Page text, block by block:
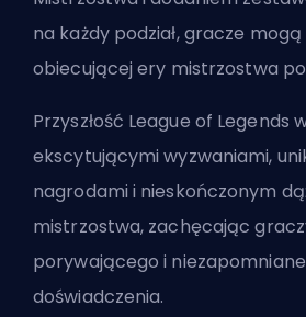
na każdy podział, gracze
obiecującej ery mistrzostwa
Przyszłość League of Legends
ekscytującymi wyzwaniami,
nagrodami i nieskończonym
mistrzostwa, zachęcając
porywającego i
doświadczenia.